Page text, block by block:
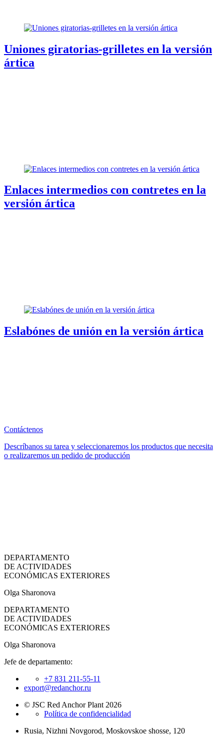
Uniones giratorias-grilletes en la versión
ártica
Enlaces intermedios con contretes en la
versión ártica
Eslabónes de unión en la versión ártica
Contáctenos
Descríbanos su tarea y seleccionaremos los productos que necesita
o realizaremos un pedido de producción
DEPARTAMENTO
DE ACTIVIDADES
ECONÓMICAS EXTERIORES
Olga Sharonova
DEPARTAMENTO
DE ACTIVIDADES
ECONÓMICAS EXTERIORES
Olga Sharonova
Jefe de departamento:
+7 831 211-55-11
export@redanchor.ru
© JSC Red Anchor Plant 2026
Política de confidencialidad
Rusia, Nizhni Novgorod, Moskovskoe shosse, 120